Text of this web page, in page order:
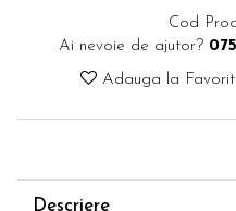
Cod
Ai nevoie de ajutor?
Adauga la
Descriere